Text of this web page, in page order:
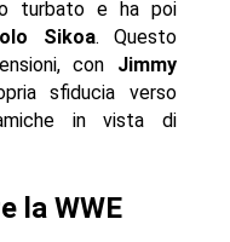
turbato e ha poi
Sikoa. Questo
con Jimmy
sfiducia verso
in vista di
la WWE